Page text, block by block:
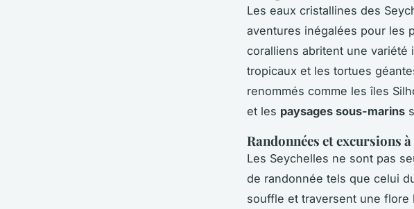
Les eaux cristallines des
aventures inégalées pour les
coralliens abritent une variété
tropicaux et les tortues
renommés comme les îles
et les paysages sous-marins
Randonnées et excursions
Les Seychelles ne sont pas
de randonnée tels que celui
souffle et traversent une flore